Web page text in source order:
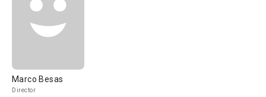
Marco Besas
Director